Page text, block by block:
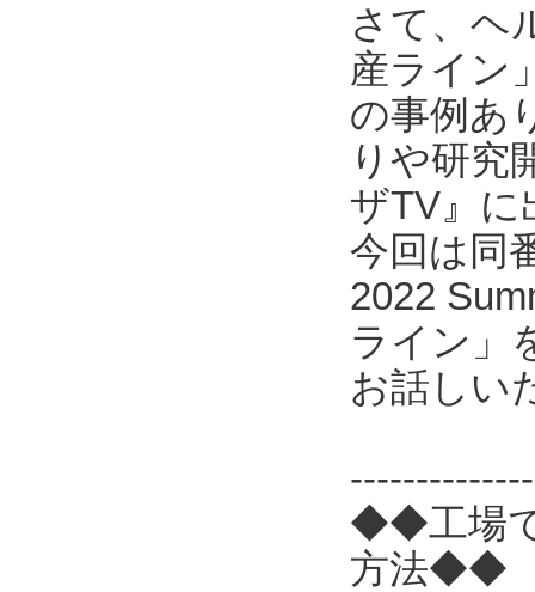
さて、ヘ
産ライン
の事例あ
りや研究
ザTV』に
今回は同
2022
ライン」
お話しい
◆◆工場で
方法◆◆